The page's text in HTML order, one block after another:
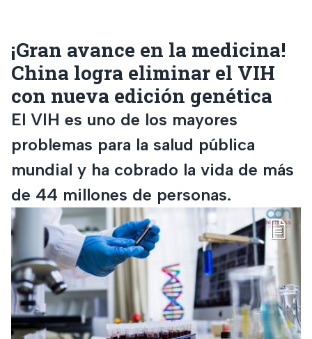
¡Gran avance en la medicina!
China logra eliminar el VIH
con nueva edición genética
El VIH es uno de los mayores
problemas para la salud pública
mundial y ha cobrado la vida de más
de 44 millones de personas.